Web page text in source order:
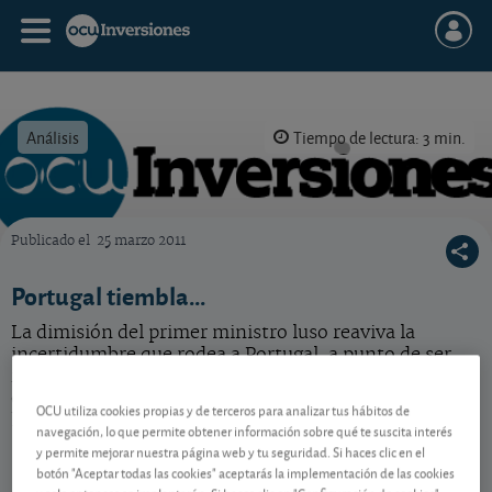
Análisis Tiempo de lectura: 3 min.
Publicado el 25 marzo 2011
Portugal tiembla...
La dimisión del primer ministro luso reaviva la
incertidumbre que rodea a Portugal, a punto de ser
hora de invertir en renta fija en euros.
OCU utiliza cookies propias y de terceros para analizar tus hábitos de
navegación, lo que permite obtener información sobre qué te suscita interés
y permite mejorar nuestra página web y tu seguridad. Si haces clic en el
botón "Aceptar todas las cookies" aceptarás la implementación de las cookies